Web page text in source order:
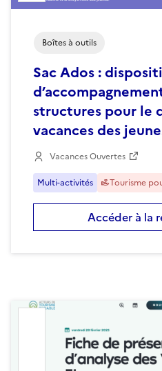
Boîtes à outils
Sac Ados :
structures pour le
vacances des
Vacances Ouvertes
Multi-activités Tourisme
Accéder à la